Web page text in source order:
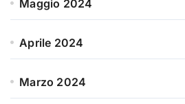
Maggio 2024
Aprile 2024
Marzo 2024